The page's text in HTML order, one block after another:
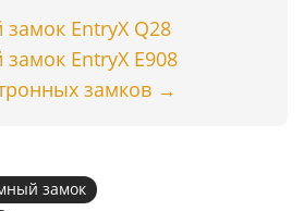
EntryX Q28
EntryX E908
замков →
замок